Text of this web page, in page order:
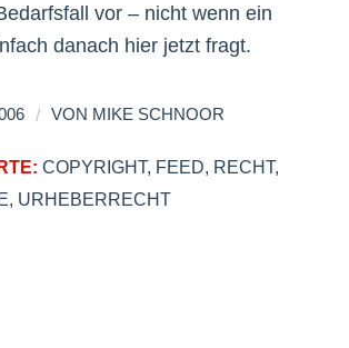
vor – nicht wenn ein
danach hier jetzt fragt.
/ VON MIKE SCHNOOR
COPYRIGHT, FEED, RECHT,
, URHEBERRECHT